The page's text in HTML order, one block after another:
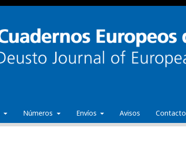
Números Envíos Avisos Contacto